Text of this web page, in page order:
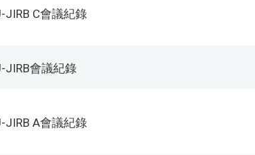
JIRB C會議紀錄
JIRB會議紀錄
JIRB A會議紀錄